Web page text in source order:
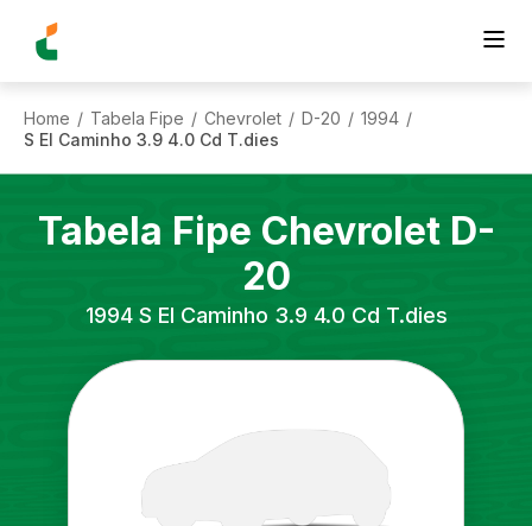
Home / Tabela Fipe / Chevrolet / D-20 / 1994 /
S El Caminho 3.9 4.0 Cd T.dies
Tabela Fipe Chevrolet D-
20
1994 S El Caminho 3.9 4.0 Cd T.dies